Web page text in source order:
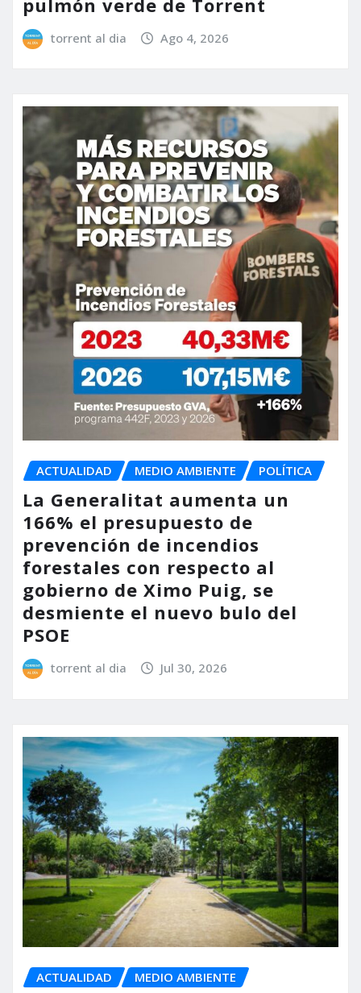
torrent al dia Ago 4, 2026
ACTUALIDAD MEDIO AMBIENTE POLÍTICA
La Generalitat aumenta un
166% el presupuesto de
prevención de incendios
forestales con respecto al
gobierno de Ximo Puig, se
desmiente el nuevo bulo del
PSOE
torrent al dia Jul 30, 2026
ACTUALIDAD MEDIO AMBIENTE